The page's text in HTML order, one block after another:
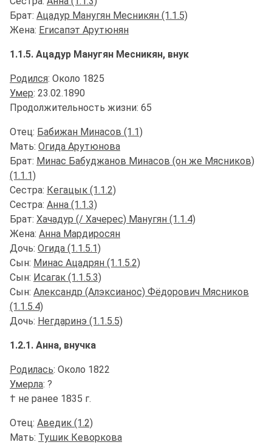
Брат: Ацадур Манугян Месникян (1.1.5)
Жена: Егисапэт Арутюнян
1.1.5. Ацадур Манугян Месникян, внук
Родился: Около 1825
Умер: 23.02.1890
Продолжительность жизни: 65
Отец: Бабижан Минасов (1.1)
Мать: Огида Арутюнова
Брат: Минас Бабуджанов Минасов (он же Мясников)
(1.1.1)
Сестра: Кегацык (1.1.2)
Сестра: Анна (1.1.3)
Брат: Хачадур (/ Хачерес) Манугян (1.1.4)
Жена: Анна Мардиросян
Дочь: Огида (1.1.5.1)
Сын: Минас Ацадрян (1.1.5.2)
Сын: Исагак (1.1.5.3)
Сын: Александр (Алэксианос) Фёдорович Мясников
(1.1.5.4)
Дочь: Негдаринэ (1.1.5.5)
1.2.1. Анна, внучка
Родилась: Около 1822
Умерла: ?
† не ранее 1835 г.
Отец: Аведик (1.2)
Мать: Тушик Кеворкова